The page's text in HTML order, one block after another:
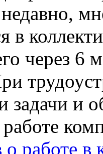
в
через 6
задачи и
работе в